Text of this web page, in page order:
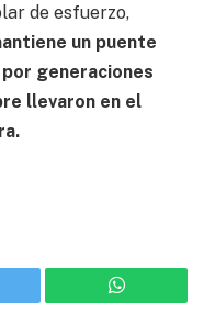
de esfuerzo,
un puente
generaciones
llevaron en el
WhatsApp